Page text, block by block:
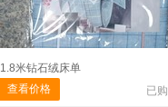
1.8米钻石绒床单
查看价格
已